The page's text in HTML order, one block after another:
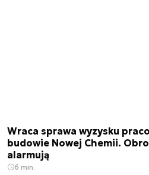
Wraca sprawa wyzysku
budowie Nowej Chemii.
alarmują
6 min.